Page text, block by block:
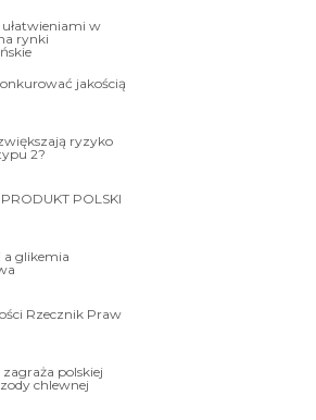
ułatwieniami w
rynki
jakością
ryzyko
2?
POLSKI
a glikemia
Rzecznik Praw
zagraża polskiej
chlewnej